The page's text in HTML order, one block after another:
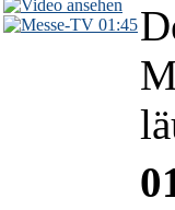
01:45